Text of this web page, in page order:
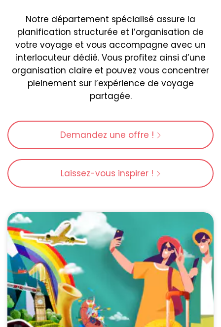
Notre département spécialisé assure la
planification structurée et l’organisation de
votre voyage et vous accompagne avec un
interlocuteur dédié. Vous profitez ainsi d’une
organisation claire et pouvez vous concentrer
pleinement sur l’expérience de voyage
partagée.
Demandez une offre !
Laissez-vous inspirer !